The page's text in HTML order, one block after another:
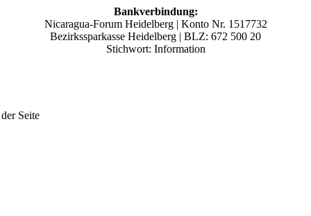
Bankverbindung:
Nicaragua-Forum Heidelberg | Konto Nr. 1517732
Bezirkssparkasse Heidelberg | BLZ: 672 500 20
Stichwort: Information
Seite